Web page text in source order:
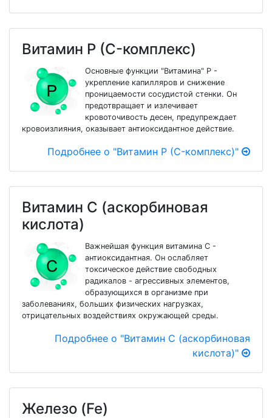
Витамин Р (C-комплекс)
Основные функции "Витамина" Р -
укрепление капилляров и снижение
проницаемости сосудистой стенки. Он
предотвращает и излечивает
кровоточивость десен, предупреждает
кровоизлияния, оказывает антиоксидантное действие.
Подробнее о "Витамин Р (C-комплекс)"
Витамин С (аскорбиновая
кислота)
Важнейшая функция витамина С -
антиоксидантная. Он ослабляет
токсическое действие свободных
радикалов - агрессивных элементов,
образующихся в организме при
заболеваниях, больших физических нагрузках,
отрицательных воздействиях окружающей среды.
Подробнее о "Витамин С (аскорбиновая
кислота)"
Железо (Fe)